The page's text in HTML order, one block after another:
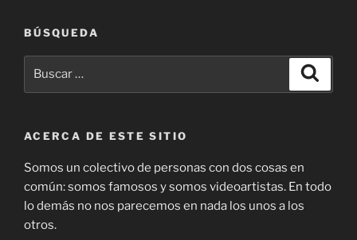
BÚSQUEDA
ACERCA DE ESTE SITIO
Somos un colectivo de personas con dos cosas en
común: somos famosos y somos videoartistas. En todo
lo demás no nos parecemos en nada los unos a los
otros.